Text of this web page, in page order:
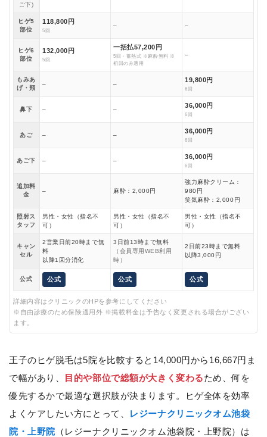
ご下)
ヒゲ5
部位
118,800円
5回
– –
ヒゲ6
部位
132,000円
5回
一括払57,200円
5回・蓄熱式 ※麻酔無料 ※
初回のみ適用
–
もみあ
げ・頬
– –
19,800円
6回
鼻下 – –
36,000円
6回
あご – –
36,000円
6回
あご下 – –
36,000円
6回
追加料
金
– 麻酔：2,000円
強力麻酔クリーム：
980円
笑気麻酔：2,000円
照射ス
タッフ
男性・女性（指名不
可）
男性・女性（指名不
可）
男性・女性（指名不
可）
キャン
セル
2営業日前20時まで無
料
以降1回分消化
3日前13時まで無料
（会員専用WEB利用
時）
2日前23時まで無料
以降3,000円
公式 公式 公式 公式
詳細内容はクリニックのHPを参考にしてください
※自由診療のため保険適用外 ※掲載料金は予告なく変更される場合がござい
ます。
王子のヒゲ脱毛は5院を比較すると14,000円から16,667円ま
で幅があり、
目的や部位で総額が大きく変わるため、何を
優先するかで最適な選択肢が決まります。ヒゲ全体を効率
よくケアしたい方にとって、
レジーナクリニックオム池袋
院・上野院（レジーナクリニックオム池袋院・上野院）は